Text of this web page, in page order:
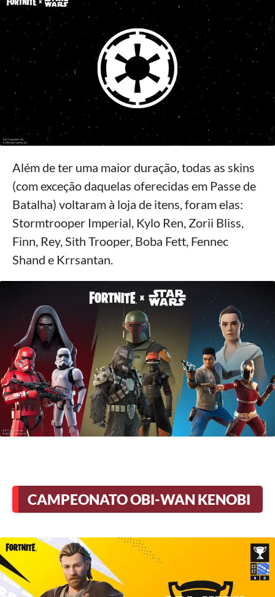
Além de ter uma maior duração, todas as skins
(com exceção daquelas oferecidas em Passe de
Batalha) voltaram à loja de itens, foram elas:
Stormtrooper Imperial, Kylo Ren, Zorii Bliss,
Finn, Rey, Sith Trooper, Boba Fett, Fennec
Shand e Krrsantan.
CAMPEONATO OBI-WAN KENOBI